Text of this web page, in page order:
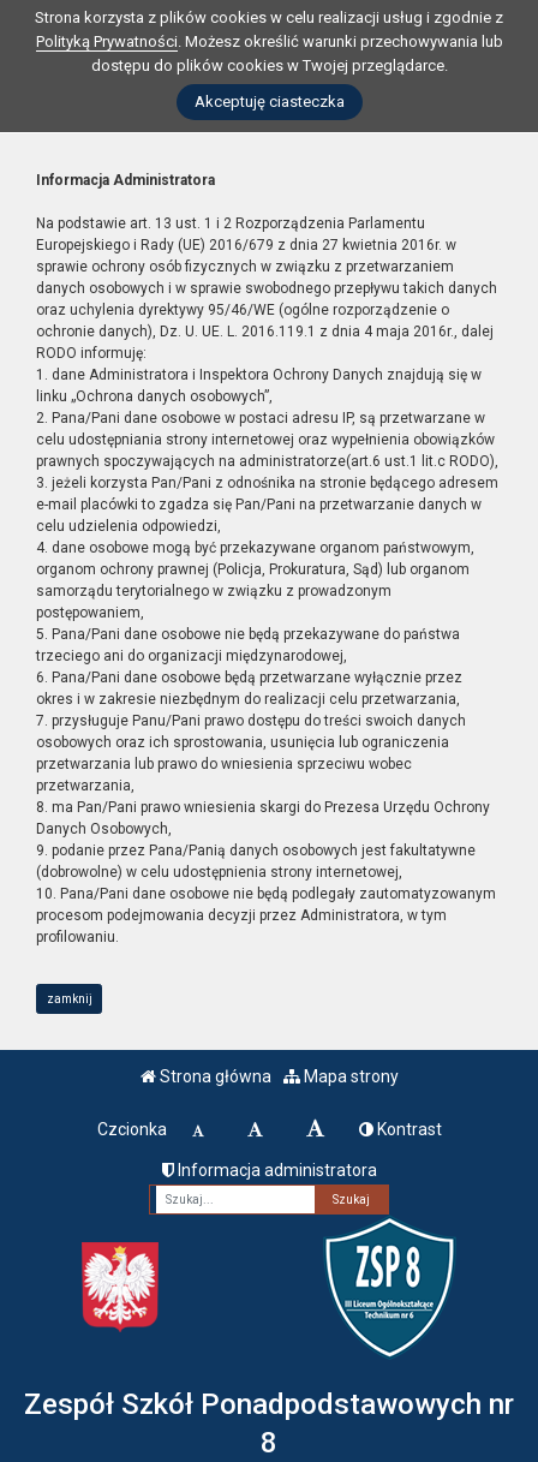
Strona korzysta z plików cookies w celu realizacji usług i zgodnie z
Polityką Prywatności. Możesz określić warunki przechowywania lub
dostępu do plików cookies w Twojej przeglądarce.
Akceptuję ciasteczka
Informacja Administratora
Na podstawie art. 13 ust. 1 i 2 Rozporządzenia Parlamentu
Europejskiego i Rady (UE) 2016/679 z dnia 27 kwietnia 2016r. w
sprawie ochrony osób fizycznych w związku z przetwarzaniem
danych osobowych i w sprawie swobodnego przepływu takich danych
oraz uchylenia dyrektywy 95/46/WE (ogólne rozporządzenie o
ochronie danych), Dz. U. UE. L. 2016.119.1 z dnia 4 maja 2016r., dalej
RODO informuję:
1. dane Administratora i Inspektora Ochrony Danych znajdują się w
linku „Ochrona danych osobowych”,
2. Pana/Pani dane osobowe w postaci adresu IP, są przetwarzane w
celu udostępniania strony internetowej oraz wypełnienia obowiązków
prawnych spoczywających na administratorze(art.6 ust.1 lit.c RODO),
3. jeżeli korzysta Pan/Pani z odnośnika na stronie będącego adresem
e-mail placówki to zgadza się Pan/Pani na przetwarzanie danych w
celu udzielenia odpowiedzi,
4. dane osobowe mogą być przekazywane organom państwowym,
organom ochrony prawnej (Policja, Prokuratura, Sąd) lub organom
samorządu terytorialnego w związku z prowadzonym
postępowaniem,
5. Pana/Pani dane osobowe nie będą przekazywane do państwa
trzeciego ani do organizacji międzynarodowej,
6. Pana/Pani dane osobowe będą przetwarzane wyłącznie przez
okres i w zakresie niezbędnym do realizacji celu przetwarzania,
7. przysługuje Panu/Pani prawo dostępu do treści swoich danych
osobowych oraz ich sprostowania, usunięcia lub ograniczenia
przetwarzania lub prawo do wniesienia sprzeciwu wobec
przetwarzania,
8. ma Pan/Pani prawo wniesienia skargi do Prezesa Urzędu Ochrony
Danych Osobowych,
9. podanie przez Pana/Panią danych osobowych jest fakultatywne
(dobrowolne) w celu udostępnienia strony internetowej,
10. Pana/Pani dane osobowe nie będą podlegały zautomatyzowanym
procesom podejmowania decyzji przez Administratora, w tym
profilowaniu.
zamknij
Strona główna Mapa strony
Czcionka Kontrast
Informacja administratora
Fraza
Zespół Szkół Ponadpodstawowych nr
8